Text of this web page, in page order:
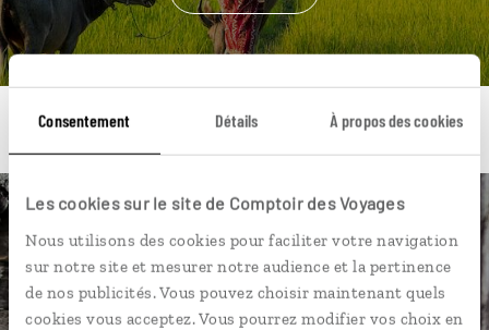
Consentement Détails À propos des cookies
Les cookies sur le site de Comptoir des Voyages
Nous utilisons des cookies pour faciliter votre navigation
sur notre site et mesurer notre audience et la pertinence
de nos publicités. Vous pouvez choisir maintenant quels
cookies vous acceptez. Vous pourrez modifier vos choix en
Une envie de voyage
particulière ?